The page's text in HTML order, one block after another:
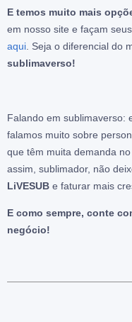
E temos muito mais
em nosso site e façam
aqui . Seja o diferencial do
sublimaverso!
Falando em sublimaverso:
falamos muito sobre
que têm muita demanda
assim, sublimador, não
LiVESUB e faturar mais
E como sempre, conte
negócio!